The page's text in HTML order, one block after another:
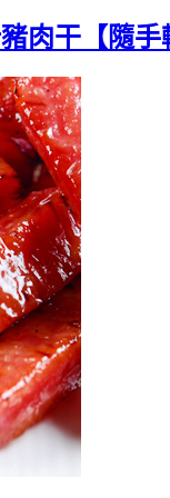
肉干【隨手